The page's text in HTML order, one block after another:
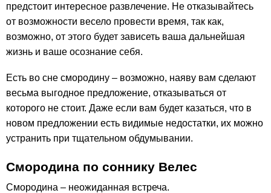
предстоит интересное развлечение. Не отказывайтесь
от возможности весело провести время, так как,
возможно, от этого будет зависеть ваша дальнейшая
жизнь и ваше осознание себя.
Есть во сне смородину – возможно, наяву вам сделают
весьма выгодное предложение, отказываться от
которого не стоит. Даже если вам будет казаться, что в
новом предложении есть видимые недостатки, их можно
устранить при тщательном обдумывании.
Смородина по соннику Велес
Смородина – неожиданная встреча.